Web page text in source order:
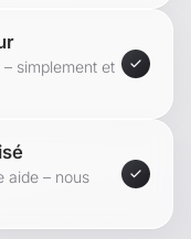
simplement et
aide – nous